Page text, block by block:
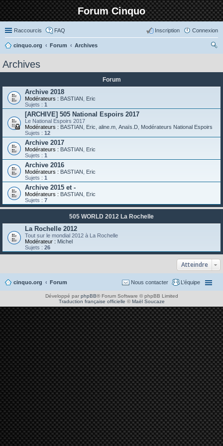
Forum Cinquo
Raccourcis FAQ Connexion
Inscription
cinquo.org Forum
Archives
Archives
Forum
Archive 2018
Modérateurs : BASTIAN
Eric
Sujets : 1
[ARCHIVE] 505 National Espoirs 2017
Le National Espoirs 2017
Modérateurs : BASTIAN Eric aline.m Anaïs.D Modérateurs National Espoirs
Sujets : 12
Archive 2017
Modérateurs : BASTIAN
Eric
Sujets : 1
Archive 2016
Modérateurs : BASTIAN
Eric
Sujets : 1
Archive 2015 et -
Modérateurs : BASTIAN
Eric
Sujets : 7
505 WORLD 2012 La Rochelle
La Rochelle 2012
Tout sur le mondial 2012 à La Rochelle
Modérateur : Michel
Sujets : 26
Atteindre
cinquo.org Forum L’équipe
Nous contacter
Développé par phpBB® Forum Software © phpBB Limited
Traduction française officielle ©Maël Soucaze